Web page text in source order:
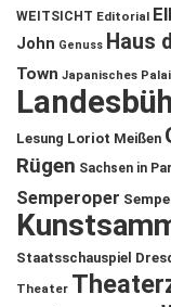
WEITSICHT Editorial
John Genuss Haus
Town Japanisches
Lesung Loriot Meißen
Rügen Sachsen in
Semperoper
Staatsschauspiel
Theater